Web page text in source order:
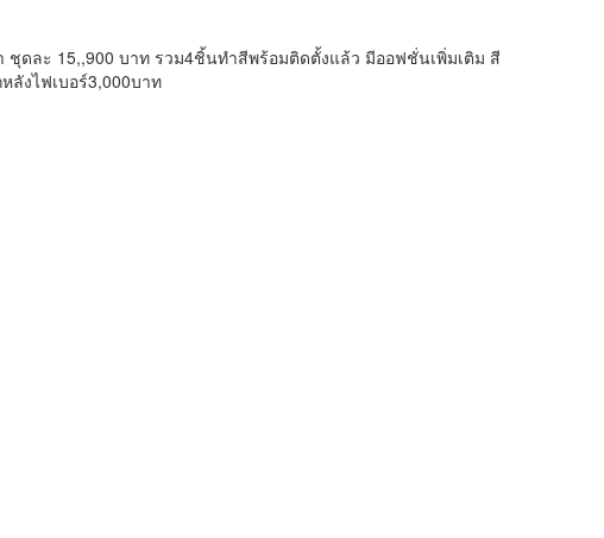
ดละ 15,,900 บาท รวม4ชิ้นทำสีพร้อมติดตั้งแล้ว มีออฟชั่นเพิ่มเติม สี
ลังไฟเบอร์3,000บาท